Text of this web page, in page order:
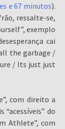
e 67 minutos).
ressalte-se,
exemplo
cai
the garbage /
/ Its just just
com direito a
do
Athlete”, com